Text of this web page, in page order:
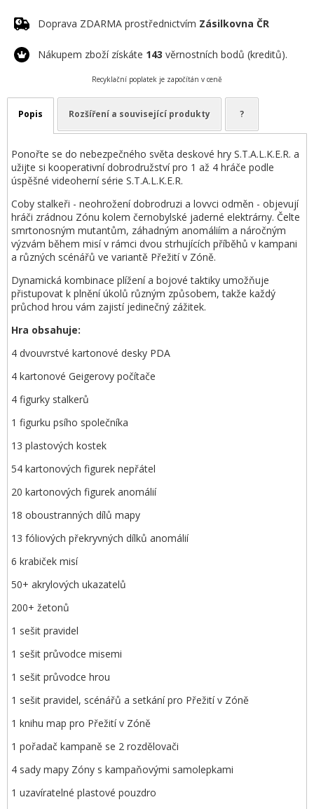
Doprava ZDARMA prostřednictvím Zásilkovna ČR
Nákupem zboží získáte 143 věrnostních bodů (kreditů).
Recyklační poplatek je započítán v ceně
Popis Rozšíření a související produkty ?
Ponořte se do nebezpečného světa deskové hry S.T.A.L.K.E.R. a
užijte si kooperativní dobrodružství pro 1 až 4 hráče podle
úspěšné videoherní série S.T.A.L.K.E.R.
Coby stalkeři - neohrožení dobrodruzi a lovvci odměn - objevují
hráči zrádnou Zónu kolem černobylské jaderné elektrárny. Čelte
smrtonosným mutantům, záhadným anomáliím a náročným
výzvám během misí v rámci dvou strhujících příběhů v kampani
a různých scénářů ve variantě Přežití v Zóně.
Dynamická kombinace plížení a bojové taktiky umožňuje
přistupovat k plnění úkolů různým způsobem, takže každý
průchod hrou vám zajistí jedinečný zážitek.
Hra obsahuje:
4 dvouvrstvé kartonové desky PDA
4 kartonové Geigerovy počítače
4 figurky stalkerů
1 figurku psího společníka
13 plastových kostek
54 kartonových figurek nepřátel
20 kartonových figurek anomálií
18 oboustranných dílů mapy
13 fóliových překryvných dílků anomálií
6 krabiček misí
50+ akrylových ukazatelů
200+ žetonů
1 sešit pravidel
1 sešit průvodce misemi
1 sešit průvodce hrou
1 sešit pravidel, scénářů a setkání pro Přežití v Zóně
1 knihu map pro Přežití v Zóně
1 pořadač kampaně se 2 rozdělovači
4 sady mapy Zóny s kampaňovými samolepkami
1 uzavíratelné plastové pouzdro